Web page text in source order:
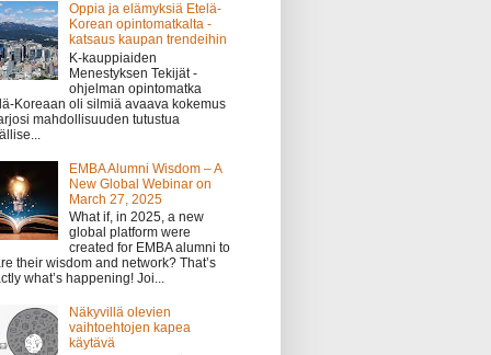
Oppia ja elämyksiä Etelä-
Korean opintomatkalta -
katsaus kaupan trendeihin
K-kauppiaiden
Menestyksen Tekijät -
ohjelman opintomatka
Koreaan oli silmiä avaava kokemus
mahdollisuuden tutustua
EMBA Alumni Wisdom – A
New Global Webinar on
March 27, 2025
What if, in 2025, a new
global platform were
created for EMBA alumni to
their wisdom and network? That’s
what’s happening! Joi...
Näkyvillä olevien
vaihtoehtojen kapea
käytävä